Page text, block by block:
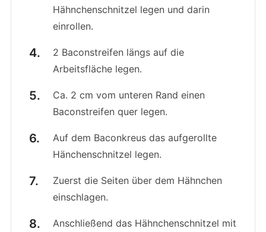
Hähnchenschnitzel legen und darin
einrollen.
2 Baconstreifen längs auf die
Arbeitsfläche legen.
Ca. 2 cm vom unteren Rand einen
Baconstreifen quer legen.
Auf dem Baconkreus das aufgerollte
Hänchenschnitzel legen.
Zuerst die Seiten über dem Hähnchen
einschlagen.
Anschließend das Hähnchenschnitzel mit